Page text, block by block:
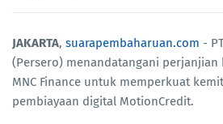
JAKARTA, suarapembaharuan.com -
(Persero) menandatangani perjanjian
MNC Finance untuk memperkuat
pembiayaan digital MotionCredit.